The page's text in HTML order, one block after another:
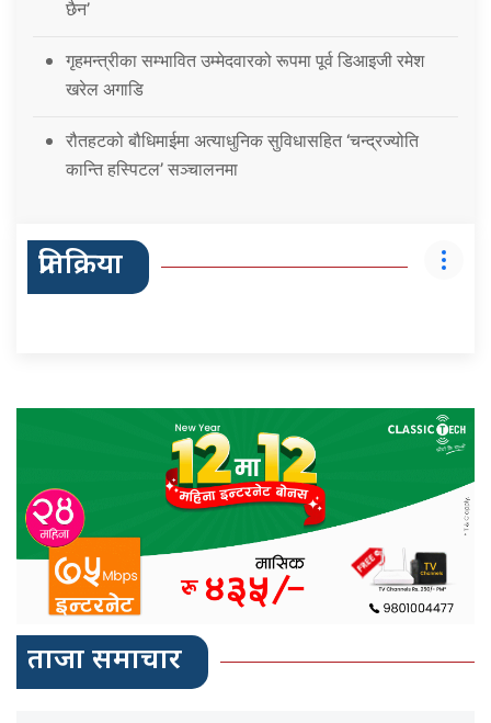
छैन’
गृहमन्त्रीका सम्भावित उम्मेदवारको रूपमा पूर्व डिआइजी रमेश
खरेल अगाडि
रौतहटको बौधिमाईमा अत्याधुनिक सुविधासहित ‘चन्द्रज्योति
कान्ति हस्पिटल’ सञ्चालनमा
प्रतिक्रिया
ताजा समाचार